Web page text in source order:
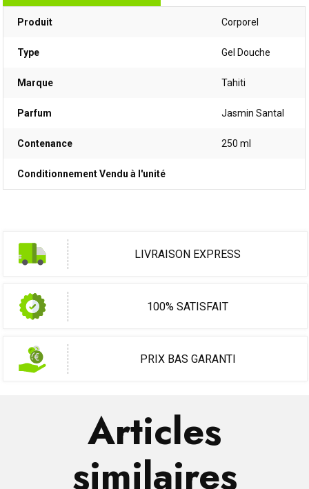
Produit Corporel
Type Gel Douche
Marque Tahiti
Parfum Jasmin Santal
Contenance 250 ml
Conditionnement Vendu à l'unité
LIVRAISON EXPRESS
100% SATISFAIT
PRIX BAS GARANTI
Articles
similaires